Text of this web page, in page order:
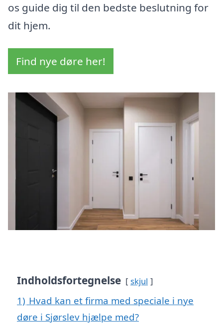
os guide dig til den bedste beslutning for
dit hjem.
Find nye døre her!
Indholdsfortegnelse skjul
1) Hvad kan et firma med speciale i nye
døre i Sjørslev hjælpe med?